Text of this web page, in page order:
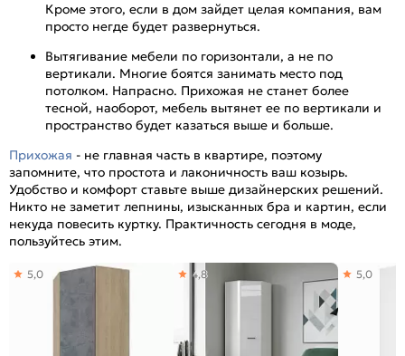
Кроме этого, если в дом зайдет целая компания, вам
просто негде будет развернуться.
Вытягивание мебели по горизонтали, а не по
вертикали. Многие боятся занимать место под
потолком. Напрасно. Прихожая не станет более
тесной, наоборот, мебель вытянет ее по вертикали и
пространство будет казаться выше и больше.
Прихожая - не главная часть в квартире, поэтому
запомните, что простота и лаконичность ваш козырь.
Удобство и комфорт ставьте выше дизайнерских решений.
Никто не заметит лепнины, изысканных бра и картин, если
некуда повесить куртку. Практичность сегодня в моде,
пользуйтесь этим.
5,0 4,8 5,0